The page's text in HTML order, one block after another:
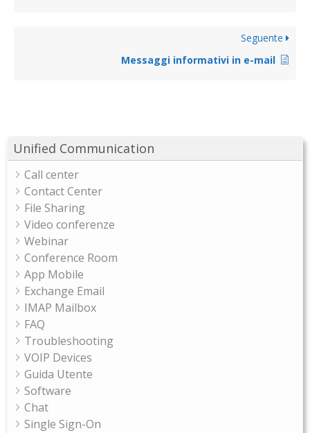
Unified Communication
Call center
Contact Center
File Sharing
Video conferenze
Webinar
Conference Room
App Mobile
Exchange Email
IMAP Mailbox
FAQ
Troubleshooting
VOIP Devices
Guida Utente
Software
Chat
Single Sign-On
Seguente
Messaggi informativi in e-mail